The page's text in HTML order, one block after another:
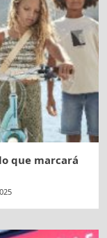
que marcará